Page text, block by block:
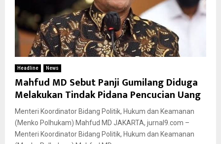
Headline News
Mahfud MD Sebut Panji Gumilang Diduga
Melakukan Tindak Pidana Pencucian Uang
Menteri Koordinator Bidang Politik, Hukum dan Keamanan
(Menko Polhukam) Mahfud MD JAKARTA, jurnal9.com –
Menteri Koordinator Bidang Politik, Hukum dan Keamanan